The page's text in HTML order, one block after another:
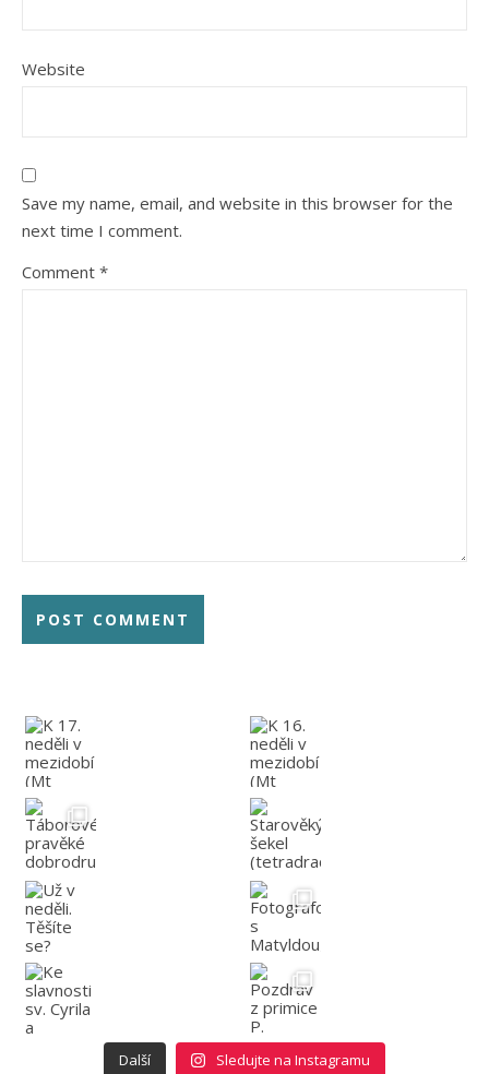
Website
Save my name, email, and website in this browser for the
next time I comment.
Comment *
Další Sledujte na Instagramu